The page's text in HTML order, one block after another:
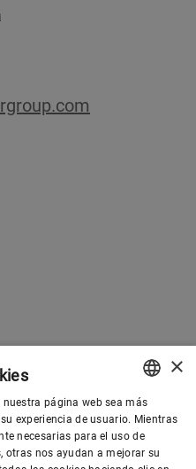
ENGLISH
SPANISH
×
página web sea más
experiencia de usuario. Mientras
necesarias para el uso de
otras nos ayudan a mejorar su